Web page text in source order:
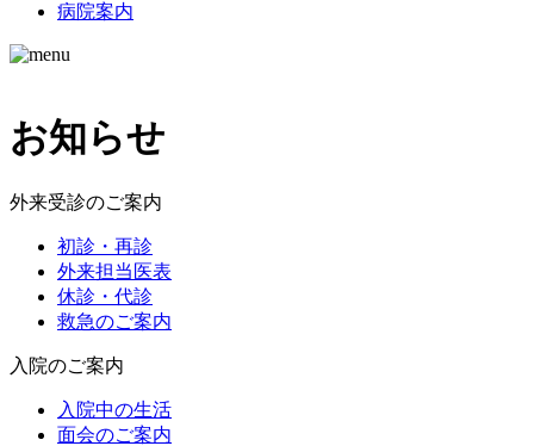
病院案内
お知らせ
外来受診のご案内
初診・再診
外来担当医表
休診・代診
救急のご案内
入院のご案内
入院中の生活
面会のご案内